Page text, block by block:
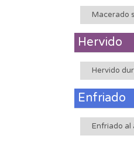
Macerado
Hervido
Hervido
Enfriado
Enfriado al